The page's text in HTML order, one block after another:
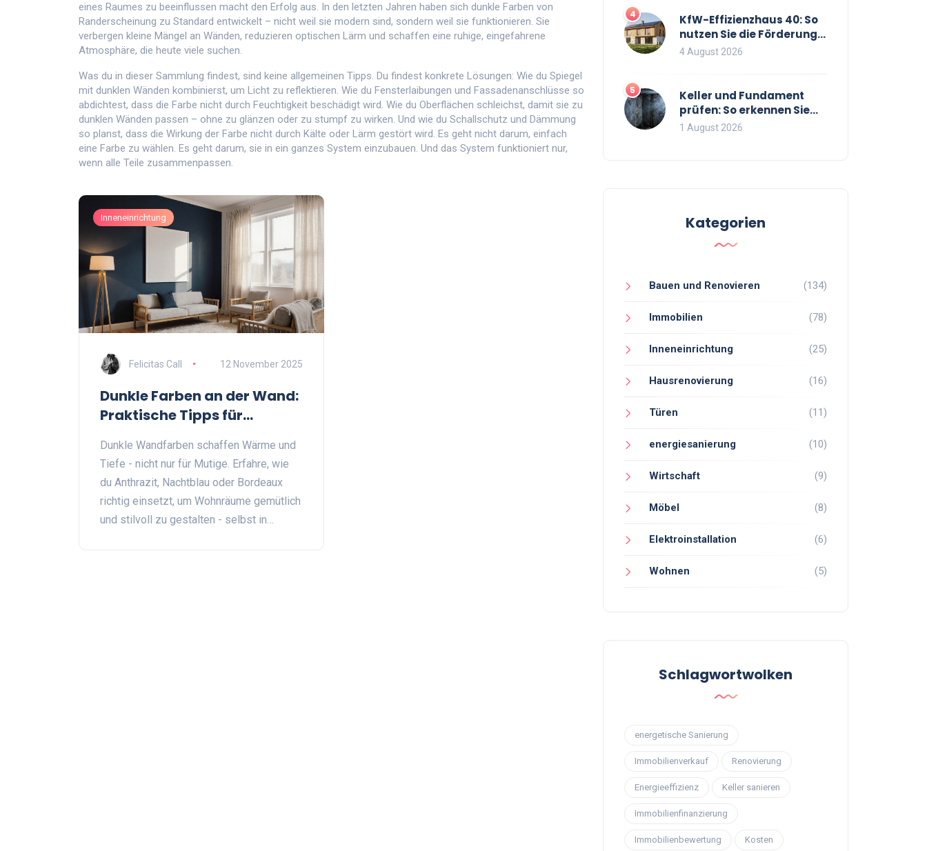
eines Raumes zu beeinflussen macht den Erfolg aus. In den letzten Jahren haben sich dunkle Farben von
Randerscheinung zu Standard entwickelt – nicht weil sie modern sind, sondern weil sie funktionieren. Sie
verbergen kleine Mängel an Wänden, reduzieren optischen Lärm und schaffen eine ruhige, eingefahrene
Atmosphäre, die heute viele suchen.
Was du in dieser Sammlung findest, sind keine allgemeinen Tipps. Du findest konkrete Lösungen: Wie du Spiegel
mit dunklen Wänden kombinierst, um Licht zu reflektieren. Wie du Fensterlaibungen und Fassadenanschlüsse so
abdichtest, dass die Farbe nicht durch Feuchtigkeit beschädigt wird. Wie du Oberflächen schleichst, damit sie zu
dunklen Wänden passen – ohne zu glänzen oder zu stumpf zu wirken. Und wie du Schallschutz und Dämmung
so planst, dass die Wirkung der Farbe nicht durch Kälte oder Lärm gestört wird. Es geht nicht darum, einfach
eine Farbe zu wählen. Es geht darum, sie in ein ganzes System einzubauen. Und das System funktioniert nur,
wenn alle Teile zusammenpassen.
Inneneinrichtung
Felicitas Call 12 November 2025
Dunkle Farben an der Wand:
Praktische Tipps für
Dunkle Wandfarben schaffen Wärme und
Tiefe - nicht nur für Mutige. Erfahre, wie
du Anthrazit, Nachtblau oder Bordeaux
richtig einsetzt, um Wohnräume gemütlich
und stilvoll zu gestalten - selbst in
4
KfW-Effizienzhaus 40: So
nutzen Sie die Förderung
optimal für Neubau und
4 August 2026
5
Keller und Fundament
prüfen: So erkennen Sie
Risse und Feuchtigkeit bei
1 August 2026
Kategorien
Bauen und Renovieren (134)
Immobilien (78)
Inneneinrichtung (25)
Hausrenovierung (16)
Türen (11)
energiesanierung (10)
Wirtschaft (9)
Möbel (8)
Elektroinstallation (6)
Wohnen (5)
Schlagwortwolken
energetische Sanierung
Immobilienverkauf Renovierung
Energieeffizienz Keller sanieren
Immobilienfinanzierung
Immobilienbewertung Kosten